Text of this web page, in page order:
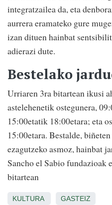
integratzailea da, eta
aurrera eramateko gure
izan dituen hainbat
adierazi dute.
Bestelako
Urriaren 3ra bitartean ikusi
astelehenetik ostegunera,
15:00etatik 18:00etara; eta
15:00etara. Bestalde,
ezagutzeko asmoz, hainbat
Sancho el Sabio fundazioak
bitartean
KULTURA GASTEIZ